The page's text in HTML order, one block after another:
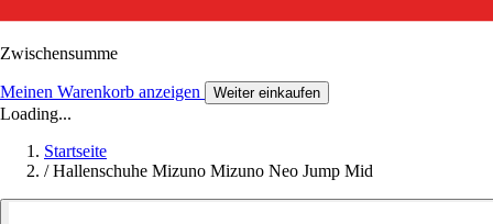
Zwischensumme
Meinen Warenkorb anzeigen Weiter einkaufen
Loading...
Startseite
/ Hallenschuhe Mizuno Mizuno Neo Jump Mid